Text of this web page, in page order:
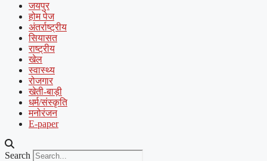
जयपुर
होम पेज
अंतर्राष्ट्रीय
सियासत
राष्ट्रीय
खेल
स्वास्थ्य
रोजगार
खेती-बाड़ी
धर्म/संस्कृति
मनोरंजन
E-paper
Search